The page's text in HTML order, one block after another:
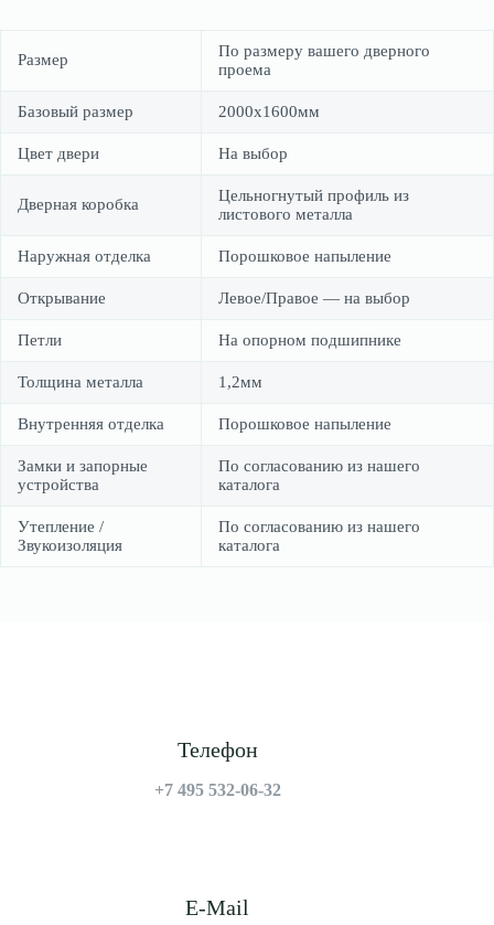
Размер
По размеру вашего дверного
проема
Базовый размер 2000х1600мм
Цвет двери На выбор
Дверная коробка
Цельногнутый профиль из
листового металла
Наружная отделка Порошковое напыление
Открывание Левое/Правое — на выбор
Петли На опорном подшипнике
Толщина металла 1,2мм
Внутренняя отделка Порошковое напыление
Замки и запорные
устройства
По согласованию из нашего
каталога
Утепление /
Звукоизоляция
По согласованию из нашего
каталога
Телефон
+7 495 532-06-32
E-Mail